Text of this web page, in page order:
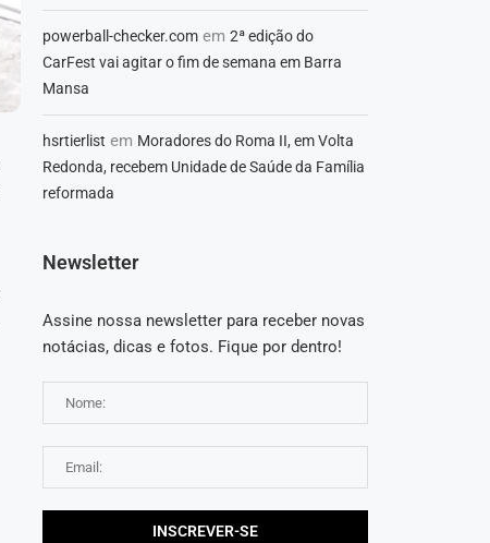
powerball-checker.comem 2ª edição do
CarFest vai agitar o fim de semana em Barra
Mansa
hsrtierlist em Moradores do Roma II, em Volta
Redonda, recebem Unidade de Saúde da Família
reformada
Newsletter
Assine nossa newsletter para receber novas
notácias, dicas e fotos. Fique por dentro!